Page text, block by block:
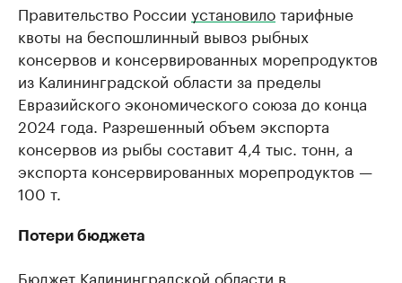
Правительство России установилотарифные
квоты на беспошлинный вывоз рыбных
консервов и консервированных морепродуктов
из Калининградской области за пределы
Евразийского экономического союза до конца
2024 года. Разрешенный объем экспорта
консервов из рыбы составит 4,4 тыс. тонн, а
экспорта консервированных морепродуктов —
100 т.
Потери бюджета
Бюджет Калининградской области в